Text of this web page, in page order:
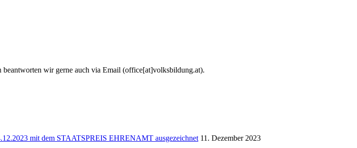
wir gerne auch via Email (office[at]volksbildung.at).
mit dem STAATSPREIS EHRENAMT ausgezeichnet 11. Dezember 2023